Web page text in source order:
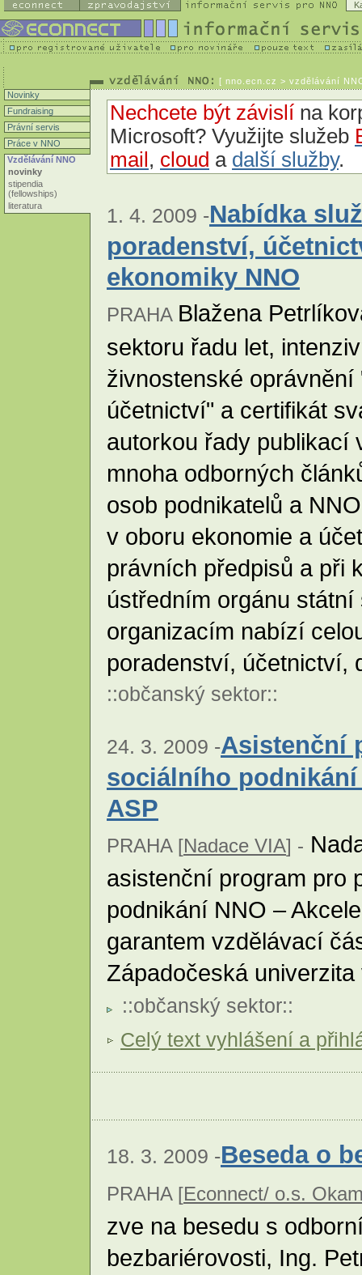
[ nno.ecn.cz > vzdělávání
Novinky
Fundraising
Právní servis
Práce v NNO
Vzdělávání NNO
novinky
stipendia
(fellowships)
literatura
Nechcete být závislí na
Microsoft? Využijte služeb
mail , cloud a další služby.
1. 4. 2009 -Nabídka
poradenství,
ekonomiky NNO
PRAHA Blažena
sektoru řadu let,
živnostenské
účetnictví" a certifikát
autorkou řady publikací
mnoha odborných
osob podnikatelů a
v oboru ekonomie a
právních předpisů a při
ústředním orgánu
organizacím nabízí
poradenství, účetnictví,
::občanský sektor::
24. 3. 2009 -Asistenční
sociálního podnikání
ASP
PRAHA [Nadace VIA] -
asistenční program pro
podnikání NNO –
garantem vzdělávací
Západočeská univerzita
::občanský sektor::
Celý text vyhlášení a
18. 3. 2009 -Beseda o
PRAHA [Econnect/ o.s.
zve na besedu s
bezbariérovosti, Ing.